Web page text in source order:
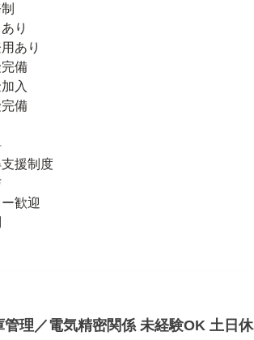
り
あり
備
入
備
援制度
歓迎
管理／電気精密関係 未経験OK 土日